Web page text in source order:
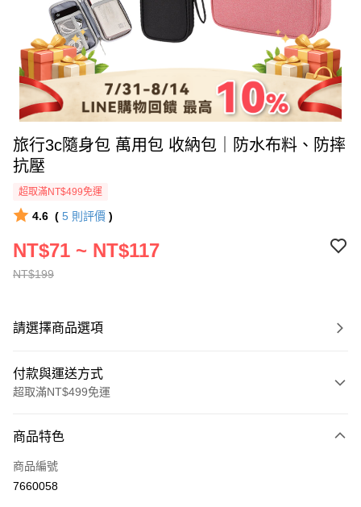
旅行3c隨身包 萬用包 收納包｜防水布料、防摔
抗壓
超取滿NT$499免運
4.6 ( 5 則評價 )
NT$199
NT$71 ~ NT$117
請選擇商品選項
付款與運送方式
超取滿NT$499免運
信用卡一次付款
超商取貨付款
商品特色
商品編號
7660058